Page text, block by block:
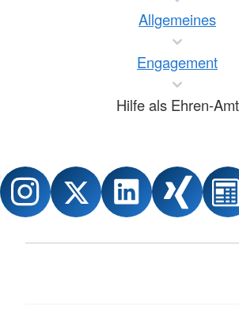
Allgemeines
Engagement
Hilfe als Ehren-Amt